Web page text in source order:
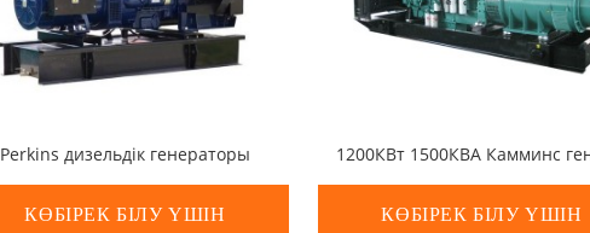
Perkins дизельдік генераторы
КӨБІРЕК БІЛУ ҮШІН КӨБІРЕК БІЛУ ҮШІН